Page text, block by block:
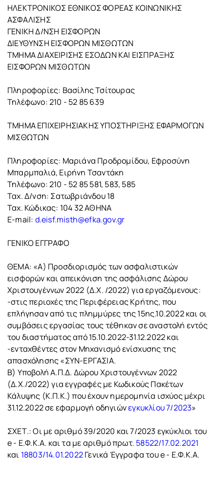
ΗΛΕΚΤΡΟΝΙΚΟΣ ΕΘΝΙΚΟΣ ΦΟΡΕΑΣ ΚΟΙΝΩΝΙΚΗΣ
ΑΣΦΑΛΙΣΗΣ
ΓΕΝΙΚΗ Δ/ΝΣΗ ΕΙΣΦΟΡΩΝ
ΔΙΕΥΘΥΝΣΗ ΕΙΣΦΟΡΩΝ ΜΙΣΘΩΤΩΝ
ΤΜΗΜΑ ΔΙΑΧΕΙΡΙΣΗΣ ΕΣΟΔΩΝ ΚΑΙ ΕΙΣΠΡΑΞΗΣ
ΕΙΣΦΟΡΩΝ ΜΙΣΘΩΤΩΝ
Πληροφορίες: Βασίλης Τσίτουρας
Τηλέφωνο: 210 - 52 85 639
ΤΜΗΜΑ ΕΠΙΧΕΙΡΗΣΙΑΚΗΣ ΥΠΟΣΤΗΡΙΞΗΣ ΕΦΑΡΜΟΓΩΝ
ΜΙΣΘΩΤΩΝ
Πληροφορίες: Μαριάνα Προδρομίδου, Εφροσύνη
Μπαρμπαλιά, Ειρήνη Τσαντάκη
Τηλέφωνο: 210 - 52 85 581, 583, 585
Ταχ. Δ/νση: Σατωβριάνδου 18
Ταχ. Κώδικας: 104 32 ΑΘΗΝΑ
E-mail: d.eisf.misth@efka.gov.gr
ΓΕΝΙΚΟ ΕΓΓΡΑΦΟ
ΘΕΜΑ: «Α) Προσδιορισμός των ασφαλιστικών
εισφορών και απεικόνιση της ασφάλισης Δώρου
Χριστουγέννων 2022 (Δ.Χ. /2022) για εργαζόμενους:
-στις περιοχές της Περιφέρειας Κρήτης, που
επλήγησαν από τις πλημμύρες της 15ης.10.2022 και οι
συμβάσεις εργασίας τους τέθηκαν σε αναστολή εντός
του διαστήματος από 15.10.2022-31.12.2022 και
-ενταχθέντες στον Μηχανισμό ενίσχυσης της
απασχόλησης «ΣΥΝ-ΕΡΓΑΣΙΑ.
Β) Υποβολή Α.Π.Δ. Δώρου Χριστουγέννων 2022
(Δ.Χ./2022) για εγγραφές με Κωδικούς Πακέτων
Κάλυψης (Κ.Π.Κ.) που έχουν ημερομηνία ισχύος μέχρι
31.12.2022 σε εφαρμογή οδηγιώνεγκυκλίου 7/2023»
ΣΧΕΤ.: Οι με αριθμό 39/2020 και 7/2023 εγκύκλιοι του
e - Ε.Φ.Κ.Α. και τα με αριθμό πρωτ. 58522/17.02.2021
και 18803/14.01.2022Γενικά Έγγραφα του e - Ε.Φ.Κ.Α.